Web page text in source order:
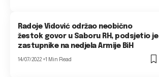
Radoje Vidović održao neobično
žestok govor u Saboru RH, podsjetio je
zastupnike na nedjela Armije BiH
14/07/2022 1 Min Read